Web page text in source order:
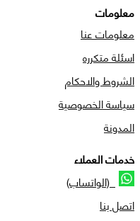
معلومات
معلومات عنا
اسئلة متكرره
الشروط والاحكام
سياسة الخصوصية
المدونة
خدمات العملاء
(الواتساب)
اتصل بنا